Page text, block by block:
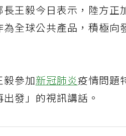
王毅今日表示，陸方正
全球公共產品，積極
毅參加新冠肺炎疫情問題
發」的視訊講話。